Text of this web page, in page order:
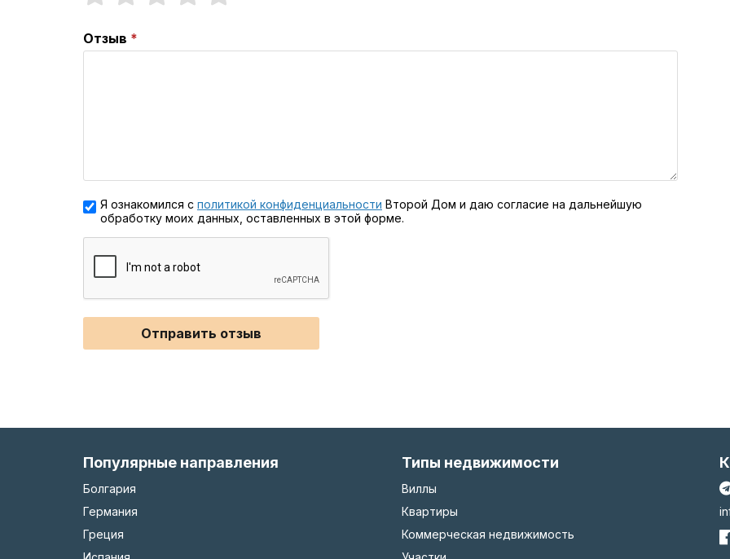
Отзыв
Я ознакомился с политикой конфиденциальности Второй Дом и даю согласие на дальнейшую
обработку моих данных, оставленных в этой форме.
Отправить отзыв
Популярные направления
Болгария
Германия
Греция
Типы недвижимости
Виллы
Квартиры
Коммерческая недвижимость